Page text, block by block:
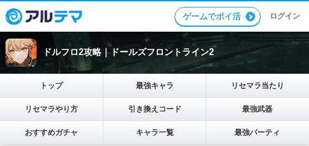
ゲームでポイ活 ログイン
ドルフロ2攻略｜ドールズフロントライン2
トップ 最強キャラ リセマラ当たり
リセマラやり方 引き換えコード 最強武器
おすすめガチャ キャラ一覧 最強パーティ